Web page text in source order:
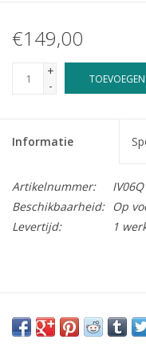
€149,00
+
-
Informatie
Artikelnummer:
Beschikbaarheid:
Op
Levertijd:
1